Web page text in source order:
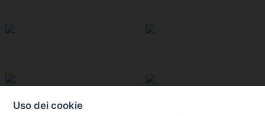
Uso dei cookie